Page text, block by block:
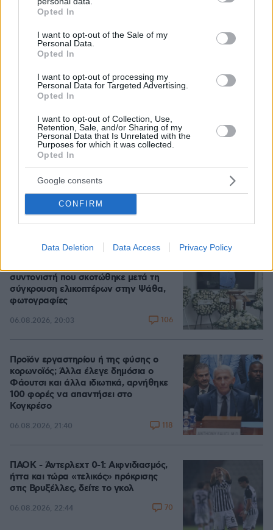
grant or deny consent to Google and its third-party tags to
use your data for below specified purposes in below Google
consent section.
Opted In
I want to opt-out of the Sale of my
Personal Data.
Opted In
I want to opt-out of processing my
Personal Data for Targeted Advertising.
Opted In
I want to opt-out of Collection, Use,
Retention, Sale, and/or Sharing of my
Personal Data that Is Unrelated with the
Purposes for which it was collected.
Opted In
Google consents
CONFIRM
Data Deletion Data Access Privacy Policy
Γιατί δεν έσωσα το κουτάβι: Ο ερευνητής που
κατέγραφε τη συμβίωση του μικρού σκυλιού με
αγέλη λύκων εξηγεί γιατί δεν επενέβη, όταν το
06.08.2026, 19:34
Γιώργος Παράσχος: Χαμογελαστός,
δίνει τη μάχη του με τον καρκίνο,
θεραπεία
06.08.2026, 18:00
Αριστοτέλης Δαμίγος: Σε κλίμα
συντονιστή που σκοτώθηκε μετά τη
σύγκρουση ελικοπτέρων στην Ψάθα,
φωτογραφίες
06.08.2026, 20:03 106
Προϊόν εργαστηρίου ή της φύσης ο
κορωνοϊός; Άλλα έλεγε δημόσια ο
Φάουτσι και άλλα ιδιωτικά, αρνήθηκε
100 φορές να απαντήσει στο
Κογκρέσο
06.08.2026, 21:40 118
ΠΑΟΚ - Άντερλεχτ 0-1: Αιφνιδιασμός,
ήττα και τώρα «τελικός» πρόκρισης
στις Βρυξέλλες, δείτε το γκολ
06.08.2026, 22:44 70